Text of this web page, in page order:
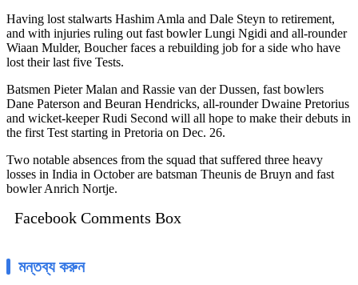
Having lost stalwarts Hashim Amla and Dale Steyn to retirement,
and with injuries ruling out fast bowler Lungi Ngidi and all-rounder
Wiaan Mulder, Boucher faces a rebuilding job for a side who have
lost their last five Tests.
Batsmen Pieter Malan and Rassie van der Dussen, fast bowlers
Dane Paterson and Beuran Hendricks, all-rounder Dwaine Pretorius
and wicket-keeper Rudi Second will all hope to make their debuts in
the first Test starting in Pretoria on Dec. 26.
Two notable absences from the squad that suffered three heavy
losses in India in October are batsman Theunis de Bruyn and fast
bowler Anrich Nortje.
Facebook Comments Box
মন্তব্য করুন